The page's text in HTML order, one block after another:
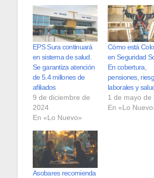
EPS Sura continuará
en sistema de salud.
Se garantiza atención
de 5.4 millones de
afiliados
9 de diciembre de
2024
En «Lo Nuevo»
Cómo está
en Seguridad
En cobertura,
pensiones,
laborales y
1 de mayo de
En «Lo
Asobares recomienda